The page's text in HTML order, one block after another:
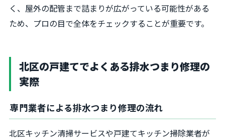
く、屋外の配管まで詰まりが広がっている可能性がある
ため、プロの目で全体をチェックすることが重要です。
北区の戸建てでよくある排水つまり修理の
実際
専門業者による排水つまり修理の流れ
北区キッチン清掃サービスや戸建てキッチン掃除業者が